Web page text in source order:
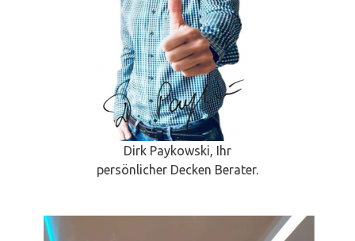
Dirk Paykowski, Ihr
persönlicher Decken Berater.